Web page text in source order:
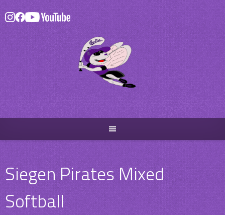
Skip
to
content
Siegen Pirates Mixed
Softball